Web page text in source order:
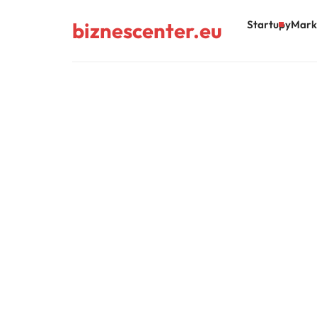
biznescenter.eu Startupy